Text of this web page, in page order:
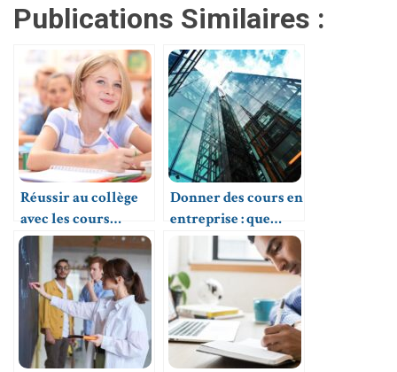
Publications Similaires :
Réussir au collège
avec les cours
particuliers à
domicile
Donner des cours en
entreprise : que
faire ?